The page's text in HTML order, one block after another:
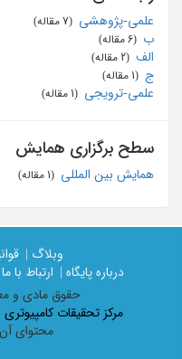
علمی-پژوهشی
ب
الف
ج
علمی-ترویجی
سطح برگزاری همایش
همایش بین المللی
وبلاگ |
درباره پایگاه |
ارتباط با ما |
حقوق مادی و
مرکز تحقیقات کامپیوتری
محتوای آن